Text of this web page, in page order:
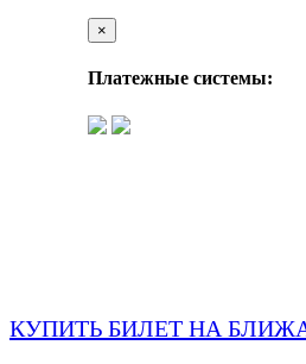
×
Платежные системы:
КУПИТЬ БИЛЕТ НА